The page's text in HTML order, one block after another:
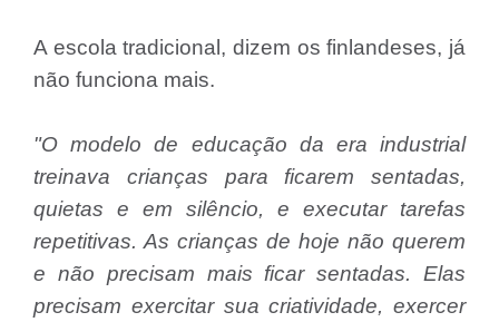
A escola tradicional, dizem os finlandeses, já
não funciona mais.
"O modelo de educação da era industrial
treinava crianças para ficarem sentadas,
quietas e em silêncio, e executar tarefas
repetitivas. As crianças de hoje não querem
e não precisam mais ficar sentadas. Elas
precisam exercitar sua criatividade, exercer